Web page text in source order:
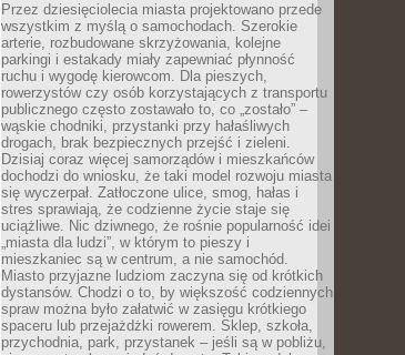
Przez dziesięciolecia miasta projektowano przede
wszystkim z myślą o samochodach. Szerokie
arterie, rozbudowane skrzyżowania, kolejne
parkingi i estakady miały zapewniać płynność
ruchu i wygodę kierowcom. Dla pieszych,
rowerzystów czy osób korzystających z transportu
publicznego często zostawało to, co „zostało” –
wąskie chodniki, przystanki przy hałaśliwych
drogach, brak bezpiecznych przejść i zieleni.
Dzisiaj coraz więcej samorządów i mieszkańców
dochodzi do wniosku, że taki model rozwoju miasta
się wyczerpał. Zatłoczone ulice, smog, hałas i
stres sprawiają, że codzienne życie staje się
uciążliwe. Nic dziwnego, że rośnie popularność idei
„miasta dla ludzi”, w którym to pieszy i
mieszkaniec są w centrum, a nie samochód.
Miasto przyjazne ludziom zaczyna się od krótkich
dystansów. Chodzi o to, by większość codziennych
spraw można było załatwić w zasięgu krótkiego
spaceru lub przejażdżki rowerem. Sklep, szkoła,
przychodnia, park, przystanek – jeśli są w pobliżu,